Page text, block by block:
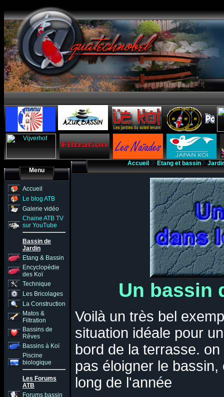
Menu
Accueil
Le blog ATB
Galerie vidéo
Chaine ATB TV
sur YouTube
Bassin de
Jardin
Etang & Bassin
Encyclopédie
des Koï
Technique
Les Bricolages
La Construction
Matos &
Filtration
Bassins de
Rêves
Bassins à Koï
Piscine
biologique
Les Forums
ATB
Forums bassin
Accueil Etang et bassin
Un bassin
Voilà un très bel
situation idéale pour
bord de la terrasse.
pas éloigner le
long de l'année